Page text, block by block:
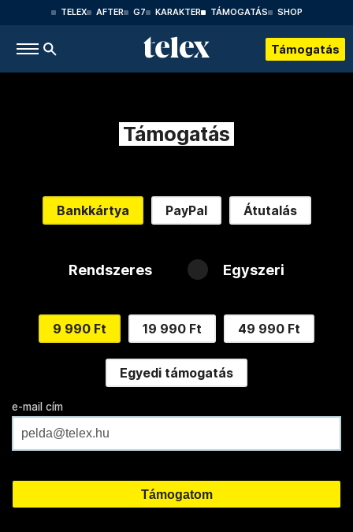
TELEX AFTER G7 KARAKTER TÁMOGATÁS SHOP
Támogatás
Támogatás
Bankkártya PayPal Átutalás
Rendszeres Egyszeri
9 990 Ft 19 990 Ft 49 990 Ft
Egyedi támogatás
e-mail cím